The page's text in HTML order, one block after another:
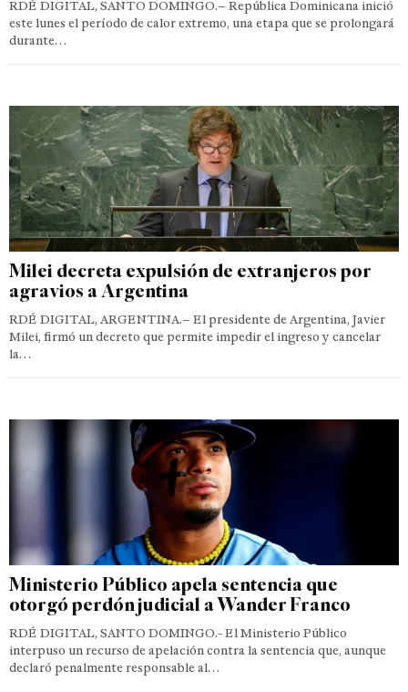
RDÉ DIGITAL, SANTO DOMINGO.– República Dominicana inició
este lunes el período de calor extremo, una etapa que se prolongará
durante…
Milei decreta expulsión de extranjeros por
agravios a Argentina
RDÉ DIGITAL, ARGENTINA.– El presidente de Argentina, Javier
Milei, firmó un decreto que permite impedir el ingreso y cancelar
la…
Ministerio Público apela sentencia que
otorgó perdón judicial a Wander Franco
RDÉ DIGITAL, SANTO DOMINGO.- El Ministerio Público
interpuso un recurso de apelación contra la sentencia que, aunque
declaró penalmente responsable al…